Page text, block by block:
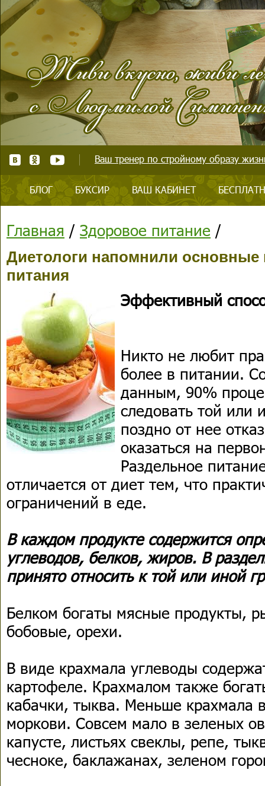
Ваш тренер по стройному образу
БЛОГ БУКСИР ВАШ КАБИНЕТ
Главная / Здоровое питание /
Диетологи напомнили
питания
Эффективный
Никто не любит
более в питании.
данным, 90%
следовать той или
поздно от нее
оказаться на
Раздельное
отличается от диет тем, что
ограничений в еде.
В каждом продукте содержится
углеводов, белков, жиров. В
принято относить к той или иной
Белком богаты мясные продукты,
бобовые, орехи.
В виде крахмала углеводы
картофеле. Крахмалом также
кабачки, тыква. Меньше крахмала
моркови. Совсем мало в зеленых
капусте, листьях свеклы, репе,
чесноке, баклажанах, зеленом